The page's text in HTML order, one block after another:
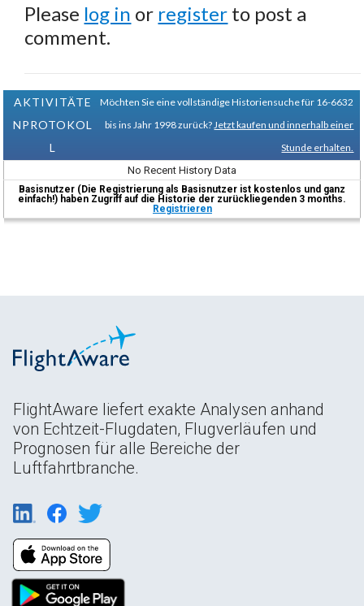
Please log in or register to post a
comment.
AKTIVITÄTE
NPROTOKOL
L
Möchten Sie eine vollständige Historiensuche für 16-6632
bis ins Jahr 1998 zurück? Jetzt kaufen und innerhalb einer
Stunde erhalten.
No Recent History Data
Basisnutzer (Die Registrierung als Basisnutzer ist kostenlos und ganz
einfach!) haben Zugriff auf die Historie der zurückliegenden 3 months.
Registrieren
FlightAware liefert exakte Analysen anhand
von Echtzeit-Flugdaten, Flugverläufen und
Prognosen für alle Bereiche der
Luftfahrtbranche.